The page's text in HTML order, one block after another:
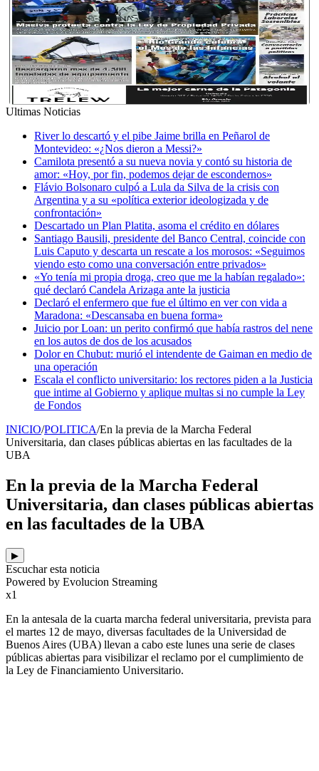
Ultimas Noticias
River lo descartó y el pibe Jaime brilla en Peñarol de
Montevideo: «¿Nos dieron a Messi?»
Camilota presentó a su nueva novia y contó su historia de
amor: «Hoy, por fin, podemos dejar de escondernos»
Flávio Bolsonaro culpó a Lula da Silva de la crisis con
Argentina y a su «política exterior ideologizada y de
confrontación»
Descartado un Plan Platita, asoma el crédito en dólares
Santiago Bausili, presidente del Banco Central, coincide con
Luis Caputo y descarta un rescate a los morosos: «Seguimos
viendo esto como una conversación entre privados»
«Yo tenía mi propia droga, creo que me la habían regalado»:
qué declaró Candela Arizaga ante la justicia
Declaró el enfermero que fue el último en ver con vida a
Maradona: «Descansaba en buena forma»
Juicio por Loan: un perito confirmó que había rastros del nene
en los autos de dos de los acusados
Dolor en Chubut: murió el intendente de Gaiman en medio de
una operación
Escala el conflicto universitario: los rectores piden a la Justicia
que intime al Gobierno y aplique multas si no cumple la Ley
de Fondos
INICIO/POLITICA/En la previa de la Marcha Federal
Universitaria, dan clases públicas abiertas en las facultades de la
UBA
En la previa de la Marcha Federal
Universitaria, dan clases públicas abiertas
en las facultades de la UBA
▶
Escuchar esta noticia
Powered by Evolucion Streaming
x1
En la antesala de la cuarta marcha federal universitaria, prevista para
el martes 12 de mayo, diversas facultades de la Universidad de
Buenos Aires (UBA) llevan a cabo este lunes una serie de clases
públicas abiertas para visibilizar el reclamo por el cumplimiento de
la Ley de Financiamiento Universitario.